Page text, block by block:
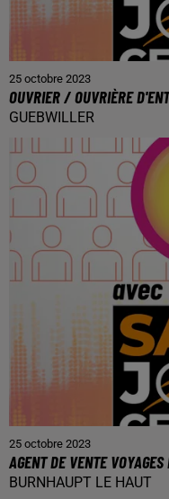
25 octobre 2023
OUVRIER / OUVRIÈRE
GUEBWILLER
25 octobre 2023
AGENT DE VENTE
BURNHAUPT LE HAUT